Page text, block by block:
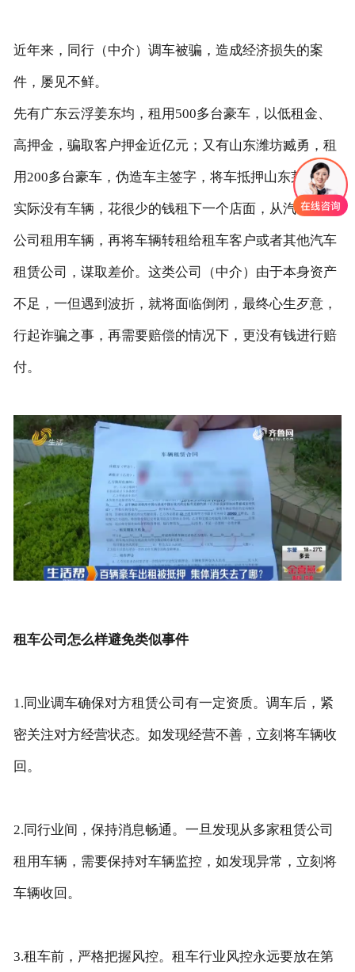
近年来，同行（中介）调车被骗，造成经济损失的案
件，屡见不鲜。
先有广东云浮姜东均，租用500多台豪车，以低租金、
高押金，骗取客户押金近亿元；又有山东潍坊臧勇，租
用200多台豪车，伪造车主签字，将车抵押山东莱芜，
实际没有车辆，花很少的钱租下一个店面，从汽车租赁
公司租用车辆，再将车辆转租给租车客户或者其他汽车
租赁公司，谋取差价。这类公司（中介）由于本身资产
不足，一但遇到波折，就将面临倒闭，最终心生歹意，
行起诈骗之事，再需要赔偿的情况下，更没有钱进行赔
付。
租车公司怎么样避免类似事件
1.同业调车确保对方租赁公司有一定资质。调车后，紧
密关注对方经营状态。如发现经营不善，立刻将车辆收
回。
2.同行业间，保持消息畅通。一旦发现从多家租赁公司
租用车辆，需要保持对车辆监控，如发现异常，立刻将
车辆收回。
3.租车前，严格把握风控。租车行业风控永远要放在第